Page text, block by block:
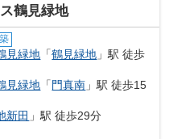
鶴見緑地
見緑地 「鶴見緑地 」駅 徒歩
見緑地 「 門真南 」駅 徒歩15
新田 」駅 徒歩29分